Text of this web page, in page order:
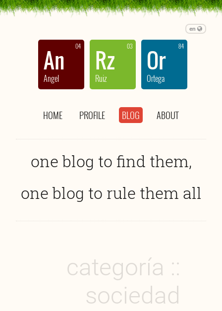
en
04
An
Angel
03
Rz
Ruiz
84
Or
Ortega
HOME PROFILE BLOG ABOUT
one blog to find them,
one blog to rule them all
categoría ::
sociedad